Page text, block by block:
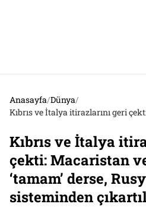
Anasayfa/Dünya/
Kıbrıs ve İtalya
çekti: Macaristan
‘tamam’ derse,
sisteminden